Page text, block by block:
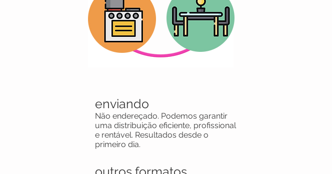
enviando
Não endereçado. Podemos garantir
uma distribuição eficiente, profissional
e rentável. Resultados desde o
primeiro dia.